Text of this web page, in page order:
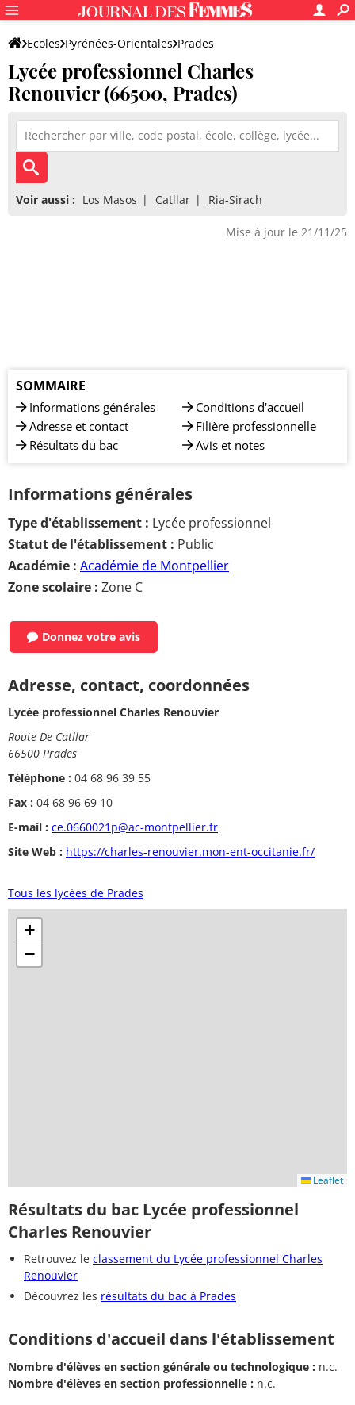
Ecoles Pyrénées-Orientales Prades
Lycée professionnel Charles Renouvier
Lycée professionnel Charles
Renouvier (66500, Prades)
Voir aussi : Los Masos Catllar Ria-Sirach
Mise à jour le 21/11/25
SOMMAIRE
Informations générales
Adresse et contact
Résultats du bac
Conditions d'accueil
Filière professionnelle
Avis et notes
Informations générales
Type d'établissement : Lycée professionnel
Statut de l'établissement : Public
Académie : Académie de Montpellier
Zone scolaire : Zone C
Donnez votre avis
Adresse, contact, coordonnées
Lycée professionnel Charles Renouvier
Route De Catllar
66500 Prades
Téléphone : 04 68 96 39 55
Fax : 04 68 96 69 10
E-mail : ce.0660021p@ac-montpellier.fr
Site Web : https://charles-renouvier.mon-ent-occitanie.fr/
Tous les lycées de Prades
+
−
Leaflet
Résultats du bac Lycée professionnel
Charles Renouvier
Retrouvez le classement du Lycée professionnel Charles
Renouvier
Découvrez les résultats du bac à Prades
Conditions d'accueil dans l'établissement
Nombre d'élèves en section générale ou technologique : n.c.
Nombre d'élèves en section professionnelle : n.c.